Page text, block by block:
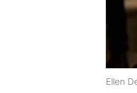
Ellen